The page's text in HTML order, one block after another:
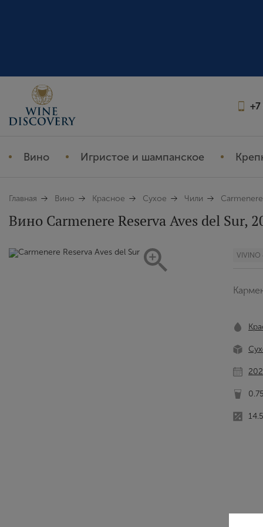
+7
Вино Игристое и шампанское
Главная Вино Красное Сухое Чили
Вино Carmenere Reserva Aves del Sur,
VIVINO